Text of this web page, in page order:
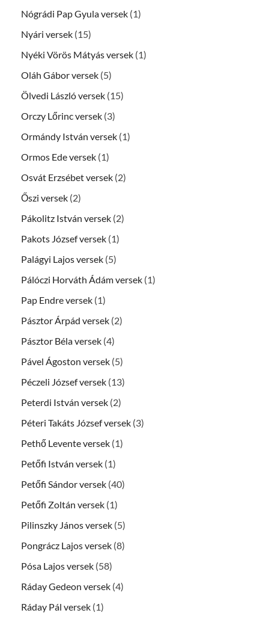
Nógrádi Pap Gyula versek (1)
Nyári versek (15)
Nyéki Vörös Mátyás versek (1)
Oláh Gábor versek (5)
Ölvedi László versek (15)
Orczy Lőrinc versek (3)
Ormándy István versek (1)
Ormos Ede versek (1)
Osvát Erzsébet versek (2)
Őszi versek (2)
Pákolitz István versek (2)
Pakots József versek (1)
Palágyi Lajos versek (5)
Pálóczi Horváth Ádám versek (1)
Pap Endre versek (1)
Pásztor Árpád versek (2)
Pásztor Béla versek (4)
Pável Ágoston versek (5)
Péczeli József versek (13)
Peterdi István versek (2)
Péteri Takáts József versek (3)
Pethő Levente versek (1)
Petőfi István versek (1)
Petőfi Sándor versek (40)
Petőfi Zoltán versek (1)
Pilinszky János versek (5)
Pongrácz Lajos versek (8)
Pósa Lajos versek (58)
Ráday Gedeon versek (4)
Ráday Pál versek (1)